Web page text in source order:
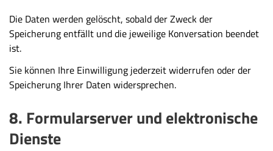
Die Daten werden gelöscht, sobald der Zweck der
Speicherung entfällt und die jeweilige Konversation beendet
ist.
Sie können Ihre Einwilligung jederzeit widerrufen oder der
Speicherung Ihrer Daten widersprechen.
8. Formularserver und elektronische
Dienste